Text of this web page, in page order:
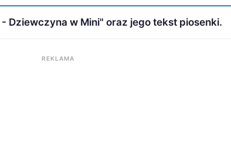
Dziewczyna w Mini" oraz jego tekst piosenki.
REKLAMA